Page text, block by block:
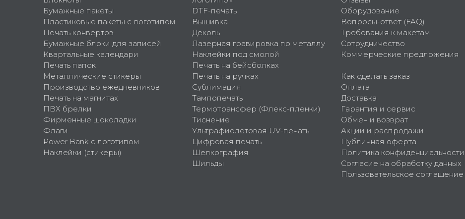
Бумажные пакеты
Пластиковые пакеты с логотипом
Печать конвертов
Бумажные блоки для записей
Квартальные календари
Печать папок
Металлические стикеры
Производство ежедневников
Печать на магнитах
ПВХ брелки
Фирменные шоколадки
Флаги
Power Bank с логотипом
Наклейки (стикеры)
DTF-печать
Вышивка
Деколь
Лазерная гравировка по металлу
Наклейки под смолой
Печать на бейсболках
Печать на ручках
Сублимация
Тампопечать
Термотрансфер (Флекс-пленки)
Тиснение
Ультрафиолетовая UV-печать
Цифровая печать
Шелкография
Шильды
Оборудование
Вопросы-ответ (FAQ)
Требования к макетам
Сотрудничество
Коммерческие предложения
Как сделать заказ
Оплата
Доставка
Гарантия и сервис
Обмен и возврат
Акции и распродажи
Публичная оферта
Политика конфиденциальности
Согласие на обработку данных
Пользовательское соглашение